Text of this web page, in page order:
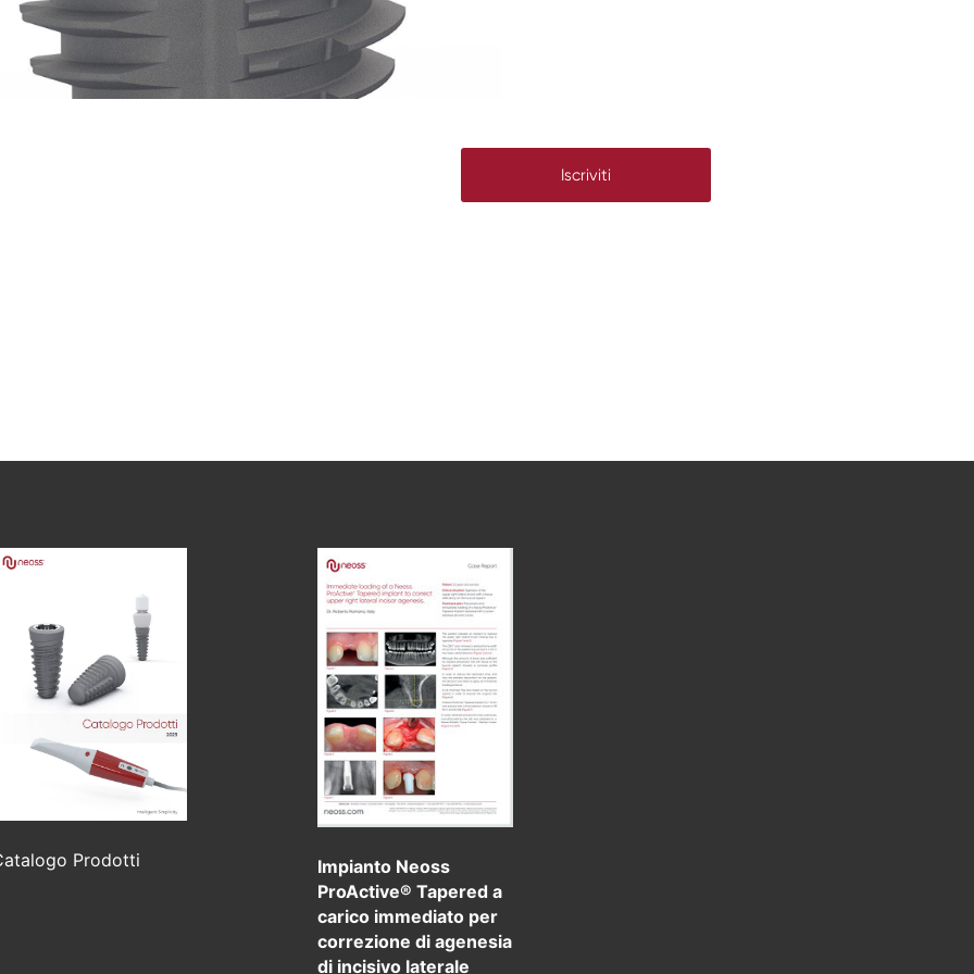
Iscriviti
Prodotti
Impianto Neoss
ProActive® Tapered a
carico immediato per
correzione di agenesia
di incisivo laterale